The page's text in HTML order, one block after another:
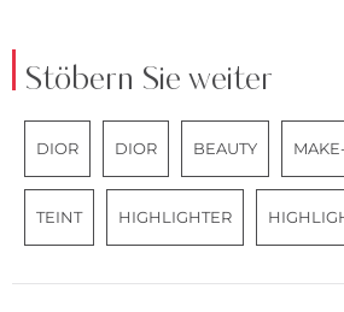
Stöbern Sie weiter
DIOR DIOR BEAUTY
TEINT HIGHLIGHTER